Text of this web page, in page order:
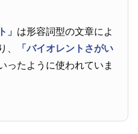
」 は形容詞型の文章によ
、
「バイオレントさがい
ったように使われていま